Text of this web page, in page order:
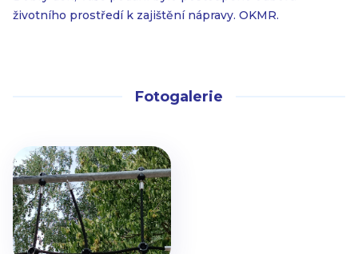
životního prostředí k zajištění nápravy. OKMR.
Fotogalerie